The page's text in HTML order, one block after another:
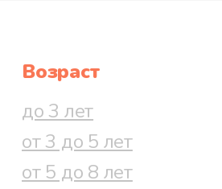
Возраст
до 3 лет
от 3 до 5 лет
от 5 до 8 лет